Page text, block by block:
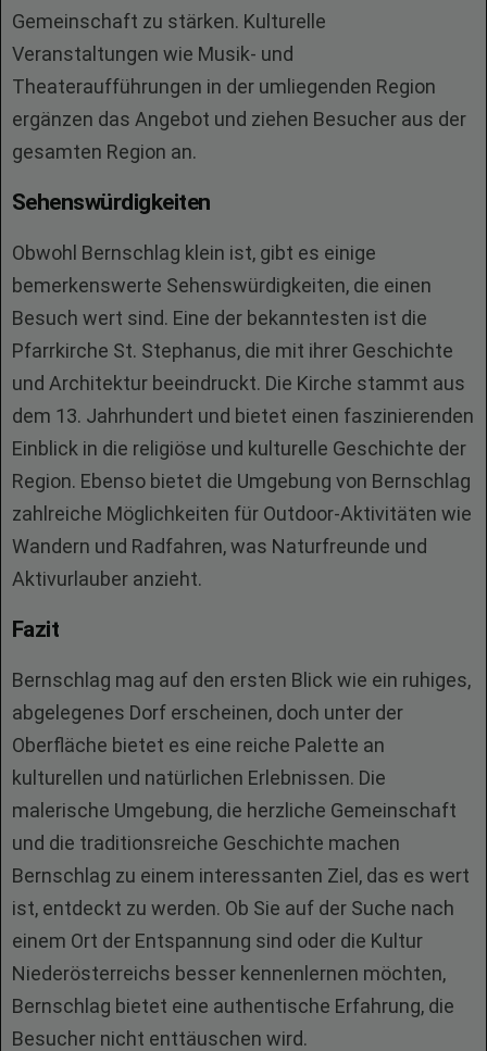
Gemeinschaft zu stärken. Kulturelle
Veranstaltungen wie Musik- und
Theateraufführungen in der umliegenden Region
ergänzen das Angebot und ziehen Besucher aus der
gesamten Region an.
Sehenswürdigkeiten
Obwohl Bernschlag klein ist, gibt es einige
bemerkenswerte Sehenswürdigkeiten, die einen
Besuch wert sind. Eine der bekanntesten ist die
Pfarrkirche St. Stephanus, die mit ihrer Geschichte
und Architektur beeindruckt. Die Kirche stammt aus
dem 13. Jahrhundert und bietet einen faszinierenden
Einblick in die religiöse und kulturelle Geschichte der
Region. Ebenso bietet die Umgebung von Bernschlag
zahlreiche Möglichkeiten für Outdoor-Aktivitäten wie
Wandern und Radfahren, was Naturfreunde und
Aktivurlauber anzieht.
Fazit
Bernschlag mag auf den ersten Blick wie ein ruhiges,
abgelegenes Dorf erscheinen, doch unter der
Oberfläche bietet es eine reiche Palette an
kulturellen und natürlichen Erlebnissen. Die
malerische Umgebung, die herzliche Gemeinschaft
und die traditionsreiche Geschichte machen
Bernschlag zu einem interessanten Ziel, das es wert
ist, entdeckt zu werden. Ob Sie auf der Suche nach
einem Ort der Entspannung sind oder die Kultur
Niederösterreichs besser kennenlernen möchten,
Bernschlag bietet eine authentische Erfahrung, die
Besucher nicht enttäuschen wird.